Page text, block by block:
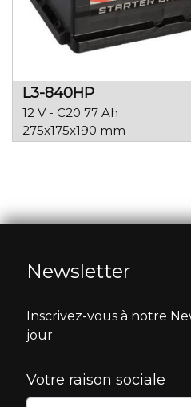
L3-840HP
12 V - C20 77 Ah
275x175x190 mm
Newsletter
Inscrivez-vous à notre
jour
Votre raison sociale